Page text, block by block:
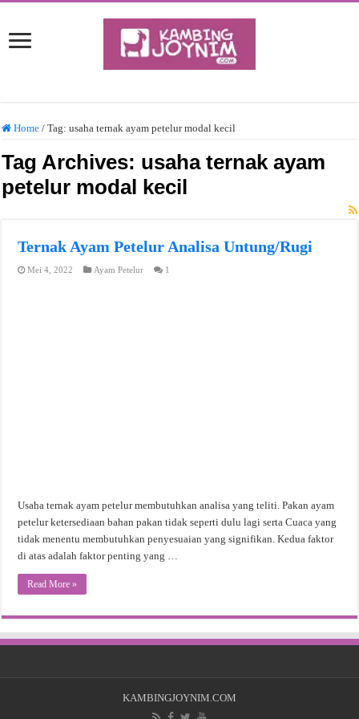
Home / Tag:usaha ternak ayam petelur modal kecil
Tag Archives: usaha ternak ayam
petelur modal kecil
Ternak Ayam Petelur Analisa Untung/Rugi
Mei 4, 2022 Ayam Petelur 1
Usaha ternak ayam petelur membutuhkan analisa yang teliti. Pakan ayam
petelur ketersediaan bahan pakan tidak seperti dulu lagi serta Cuaca yang
tidak menentu membutuhkan penyesuaian yang signifikan. Kedua faktor
di atas adalah faktor penting yang …
Read More »
KAMBINGJOYNIM.COM